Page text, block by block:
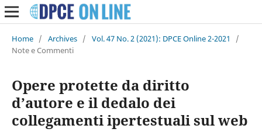
Home / Archives / Vol. 47 No. 2 (2021): DPCE Online 2-2021
/
Note e Commenti
Opere protette da diritto
d’autore e il dedalo dei
collegamenti ipertestuali sul web